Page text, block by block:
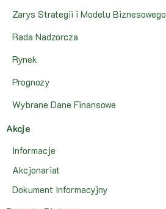
Zarys Strategii i Modelu Biznesowego
Rada Nadzorcza
Rynek
Prognozy
Wybrane Dane Finansowe
Akcje
Informacje
Akcjonariat
Dokument Informacyjny